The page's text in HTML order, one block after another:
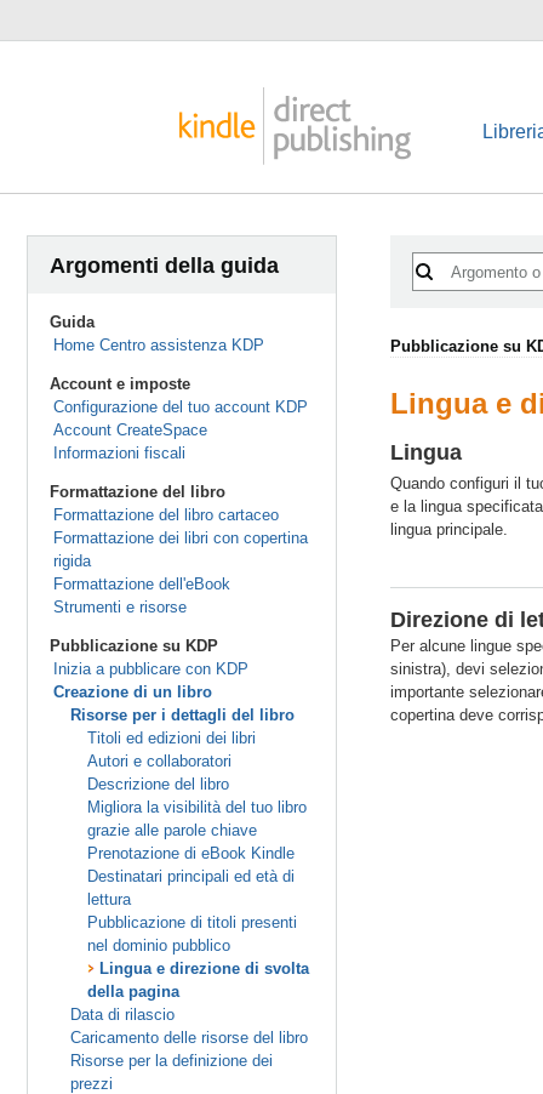
Argomenti della guida
Guida
Home Centro assistenza KDP
Account e imposte
Configurazione del tuo account KDP
Account CreateSpace
Informazioni fiscali
Formattazione del libro
Formattazione del libro cartaceo
Formattazione dei libri con copertina
rigida
Formattazione dell'eBook
Strumenti e risorse
Pubblicazione su KDP
Inizia a pubblicare con KDP
Creazione di un libro
Risorse per i dettagli del libro
Titoli ed edizioni dei libri
Autori e collaboratori
Descrizione del libro
Migliora la visibilità del tuo libro
grazie alle parole chiave
Prenotazione di eBook Kindle
Destinatari principali ed età di
lettura
Pubblicazione di titoli presenti
nel dominio pubblico
Lingua e direzione di svolta
della pagina
Data di rilascio
Caricamento delle risorse del libro
Risorse per la definizione dei
prezzi
Pubblicazione su
Lingua e
Lingua
Quando configuri il
e la lingua
lingua principale.
Direzione di
Per alcune lingue
sinistra), devi
importante
copertina deve